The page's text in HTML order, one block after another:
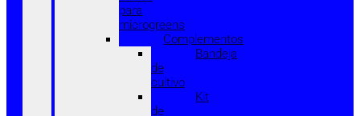
para
microgreens
Complementos
Bandeja
de
cultivo
Kit
de